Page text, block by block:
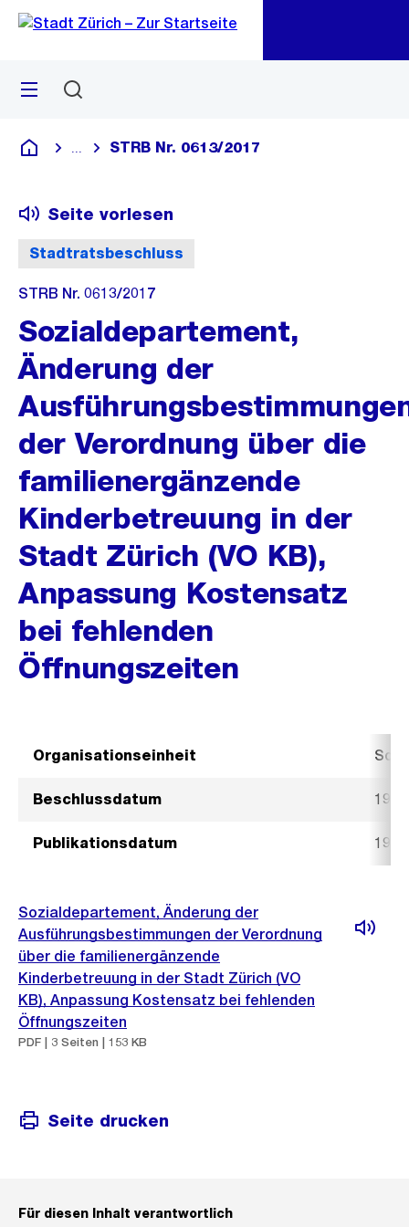
Navigation
Sprunglink
Menü
Deutsch
Blende alle Breadcrumbs ein
STRB Nr. 0613/2017
Stadtratsbeschluss
Seite vorlesen
STRB Nr. 0613/2017
Sozialdepartement,
Änderung der
der Verordnung über die
familienergänzende
Kinderbetreuung in der
Stadt Zürich (VO KB),
Anpassung Kostensatz
bei fehlenden
Öffnungszeiten
Organisationseinheit
Beschlussdatum 19.
Publikationsdatum 19.
Sozialdepartement, Änderung der
Ausführungsbestimmungen der Verordnung
über die familienergänzende
Kinderbetreuung in der Stadt Zürich (VO
KB), Anpassung Kostensatz bei fehlenden
Öffnungszeiten
PDF | 3 Seiten | 153 KB
Seite drucken
Für diesen Inhalt verantwortlich